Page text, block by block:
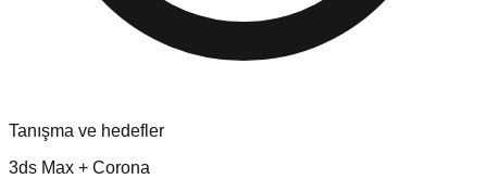
Tanışma ve hedefler
3ds Max + Corona